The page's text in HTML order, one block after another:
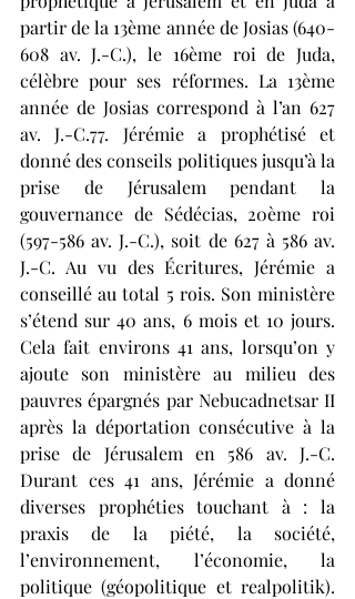
partir de la 13ème année de Josias (640-
608 av. J.-C.), le 16ème roi de Juda,
célèbre pour ses réformes. La 13ème
année de Josias correspond à l’an 627
av. J.-C.77. Jérémie a prophétisé et
donné des conseils politiques jusqu’à la
prise de Jérusalem pendant la
gouvernance de Sédécias, 20ème roi
(597-586 av. J.-C.), soit de 627 à 586 av.
J.-C. Au vu des Écritures, Jérémie a
conseillé au total 5 rois. Son ministère
s’étend sur 40 ans, 6 mois et 10 jours.
Cela fait environs 41 ans, lorsqu’on y
ajoute son ministère au milieu des
pauvres épargnés par Nebucadnetsar II
après la déportation consécutive à la
prise de Jérusalem en 586 av. J.-C.
Durant ces 41 ans, Jérémie a donné
diverses prophéties touchant à : la
praxis de la piété, la société,
l’environnement, l’économie, la
politique (géopolitique et realpolitik).